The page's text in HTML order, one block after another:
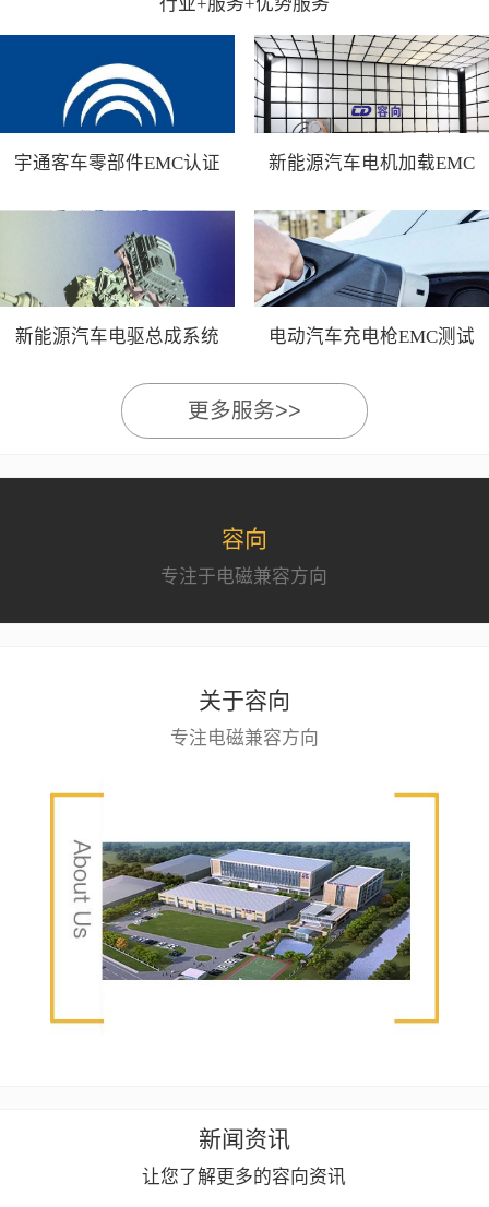
宇通客车零部件EMC认证
新能源汽车电机加载EMC
新能源汽车电驱总成系统
电动汽车充电枪EMC测试
更多服务>>
容向
专注于电磁兼容方向
关于容向
专注电磁兼容方向
新闻资讯
让您了解更多的容向资讯